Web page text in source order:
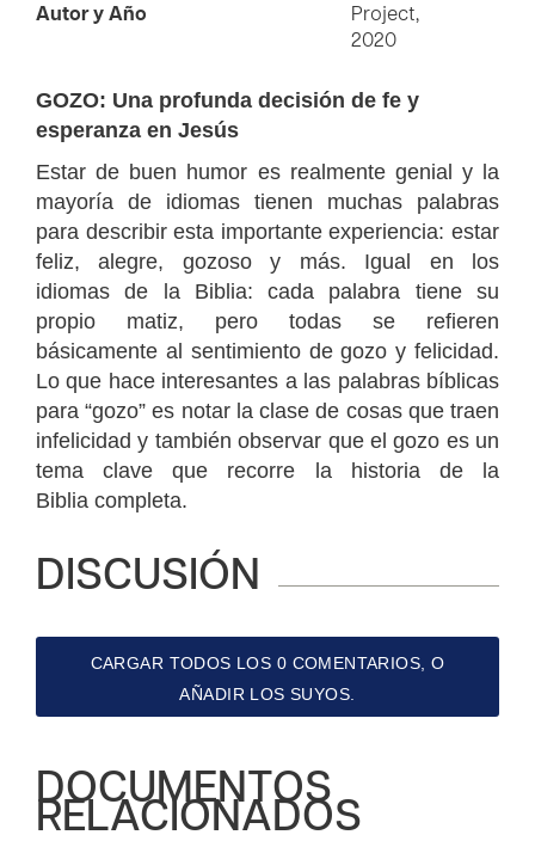
Autor y Año
Project,
2020
GOZO: Una profunda decisión de fe y
esperanza en Jesús
Estar de buen humor es realmente genial y la
mayoría de idiomas tienen muchas palabras
para describir esta importante experiencia: estar
feliz, alegre, gozoso y más. Igual en los
idiomas de la Biblia: cada palabra tiene su
propio matiz, pero todas se refieren
básicamente al sentimiento de gozo y felicidad.
Lo que hace interesantes a las palabras bíblicas
para “gozo” es notar la clase de cosas que traen
infelicidad y también observar que el gozo es un
tema clave que recorre la historia de la
Biblia completa.
DISCUSIÓN
CARGAR TODOS LOS 0 COMENTARIOS, O
AÑADIR LOS SUYOS.
DOCUMENTOS
RELACIONADOS